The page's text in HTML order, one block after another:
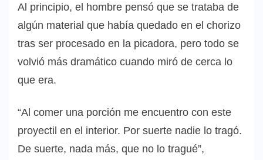
Al principio, el hombre pensó que se trataba de
algún material que había quedado en el chorizo
tras ser procesado en la picadora, pero todo se
volvió más dramático cuando miró de cerca lo
que era.
“Al comer una porción me encuentro con este
proyectil en el interior. Por suerte nadie lo tragó.
De suerte, nada más, que no lo tragué”,